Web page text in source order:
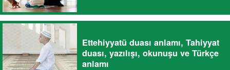
Ettehiyyatü duası anlamı, Tahiyyat
duası, yazılışı, okunuşu ve Türkçe
anlamı